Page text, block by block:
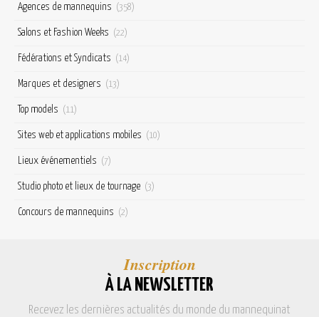
Agences de mannequins (358)
Salons et Fashion Weeks (22)
Fédérations et Syndicats (14)
Marques et designers (13)
Top models (11)
Sites web et applications mobiles (10)
Lieux événementiels (7)
Studio photo et lieux de tournage (3)
Concours de mannequins (2)
Inscription
À LA NEWSLETTER
Recevez les dernières actualités du monde du mannequinat